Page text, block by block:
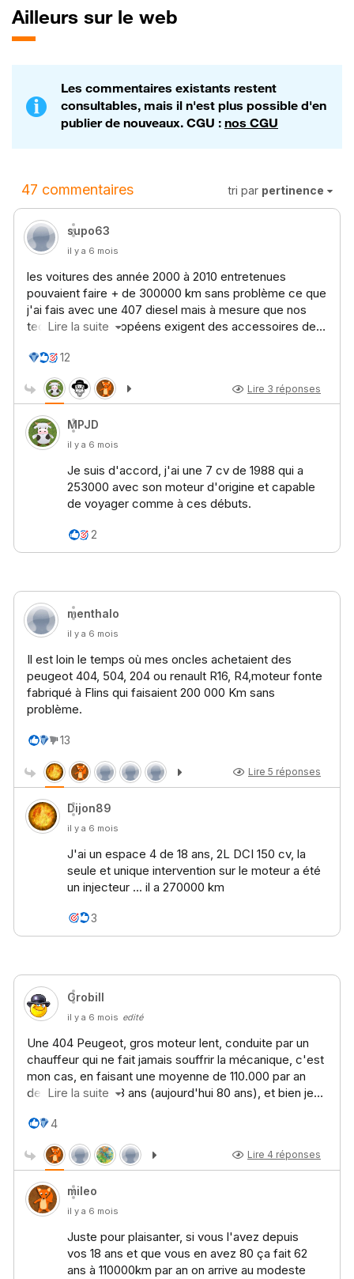
Ailleurs sur le web
Les commentaires existants restent
consultables, mais il n'est plus possible d'en
publier de nouveaux. CGU : nos CGU